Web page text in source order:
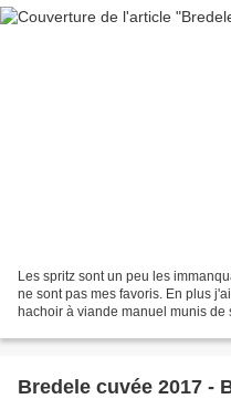
Les spritz sont un peu les
ne sont pas mes favoris. En plus
hachoir à viande manuel munis de
Bredele cuvée 2017 -